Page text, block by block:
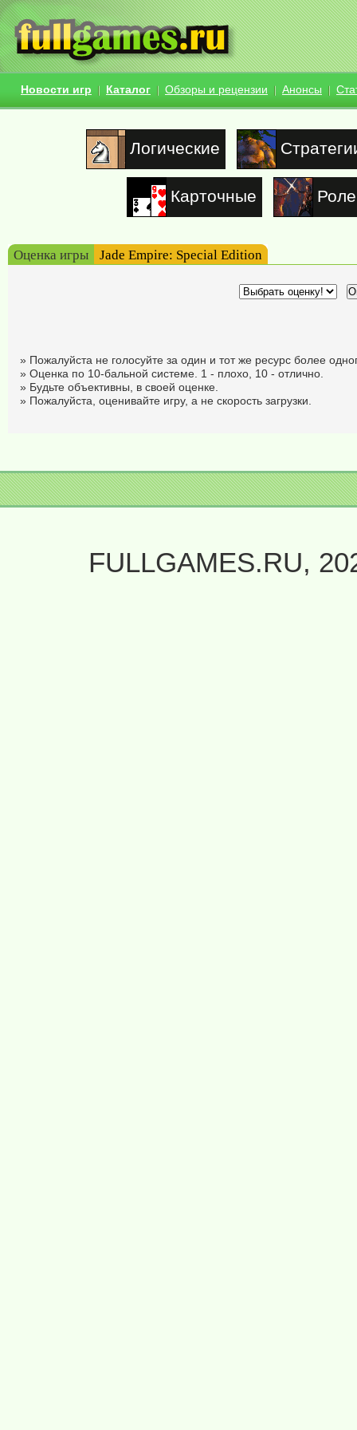
Новости игр Каталог Обзоры и рецензии Анонсы
Логические
Карточные
Оценка игры Jade Empire: Special Edition
» Пожалуйста не голосуйте за один и тот же ресурс более
» Оценка по 10-бальной системе. 1 - плохо, 10 - отлично.
» Будьте объективны, в своей оценке.
» Пожалуйста, оценивайте игру, а не скорость загрузки.
FULLGAMES.RU,